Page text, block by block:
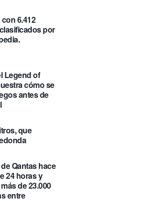
6.412
por
Legend of
cómo se
antes de
que
Qantas hace
24 horas y
de 23.000
entre